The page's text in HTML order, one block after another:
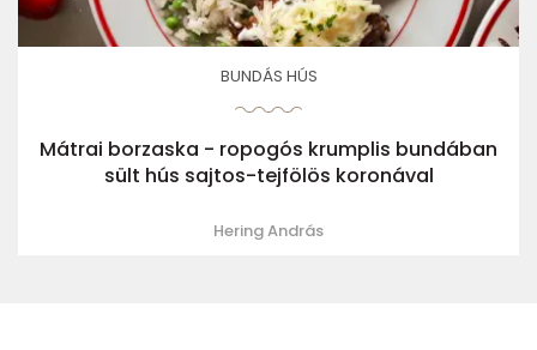
BUNDÁS HÚS
Mátrai borzaska - ropogós krumplis bundában
sült hús sajtos-tejfölös koronával
Hering András